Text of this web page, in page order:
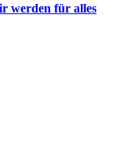
werden für alles